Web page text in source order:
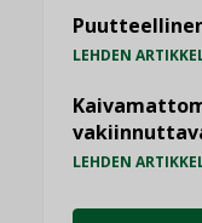
LEHDEN
LEHDEN